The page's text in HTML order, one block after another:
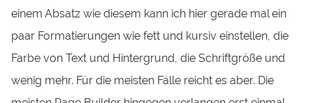
einem Absatz wie diesem kann ich hier gerade mal ein
paar Formatierungen wie fett und kursiv einstellen, die
Farbe von Text und Hintergrund, die Schriftgröße und
wenig mehr. Für die meisten Fälle reicht es aber. Die